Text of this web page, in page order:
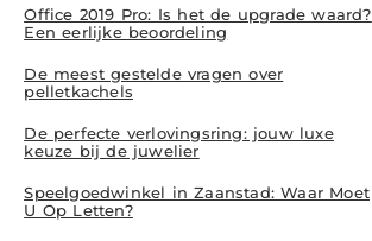
Office 2019 Pro: Is het de upgrade waard?
Een eerlijke beoordeling
De meest gestelde vragen over
pelletkachels
De perfecte verlovingsring: jouw luxe
keuze bij de juwelier
Speelgoedwinkel in Zaanstad: Waar Moet
U Op Letten?